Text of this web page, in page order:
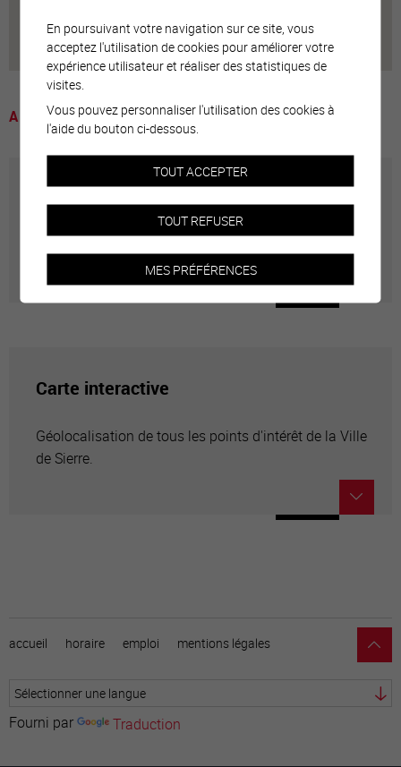
A voir
Annuaire communal
Carte interactive
Géolocalisation de tous les points d'intérêt de la Ville
de Sierre.
accueil horaire emploi mentions légales
Fourni par Traduction
En poursuivant votre navigation sur ce site, vous
acceptez l'utilisation de cookies pour améliorer votre
expérience utilisateur et réaliser des statistiques de
visites.
Vous pouvez personnaliser l'utilisation des cookies à
l'aide du bouton ci-dessous.
TOUT ACCEPTER
TOUT REFUSER
MES PRÉFÉRENCES